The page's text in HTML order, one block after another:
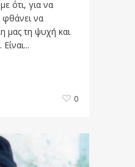
ότι, για να
να
μας τη ψυχή και
0